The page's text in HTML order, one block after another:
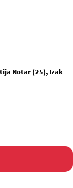
Notar (25), Izak